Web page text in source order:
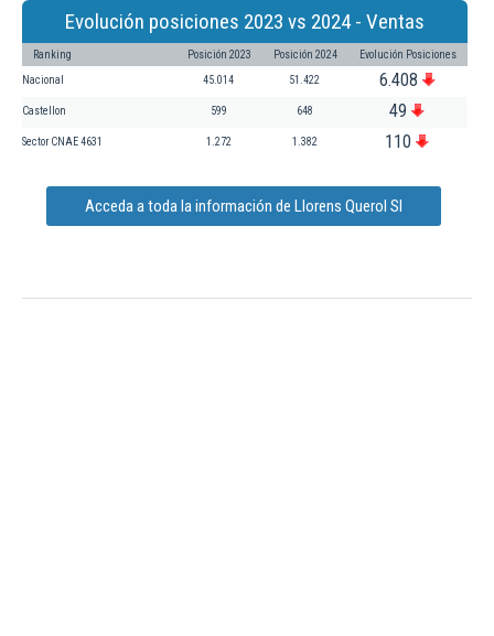
Evolución posiciones 2023 vs 2024 - Ventas
Ranking Posición 2023 Posición 2024 Evolución Posiciones
Nacional 45.014 51.422 6.408
Castellon 599 648 49
Sector CNAE 4631 1.272 1.382 110
Acceda a toda la información de Llorens Querol Sl